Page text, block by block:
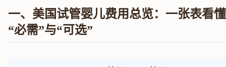
一、美国试管婴儿费用总览：一张表看懂
“必需”与“可选”